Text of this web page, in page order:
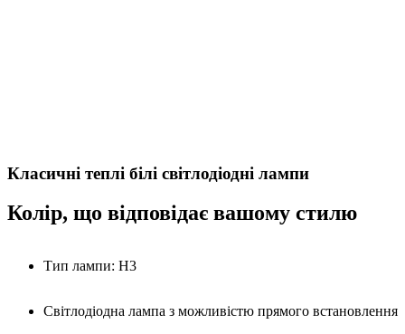
Класичні теплі білі світлодіодні лампи
Колір, що відповідає вашому стилю
Тип лампи: H3
Світлодіодна лампа з можливістю прямого встановлення